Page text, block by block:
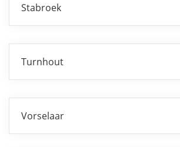
Stabroek
Turnhout
Vorselaar